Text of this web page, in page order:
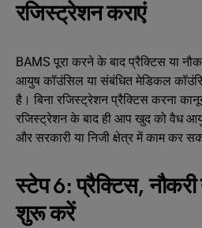
रजिस्ट्रेशन कराएं
BAMS पूरा करने के बाद प्रैक्टिस या
आयुष कॉउंसिल या संबंधित मेडिकल
है। बिना रजिस्ट्रेशन प्रैक्टिस करना
रजिस्ट्रेशन के बाद ही आप खुद को वैध
और सरकारी या निजी क्षेत्र में काम कर
स्टेप 6: प्रैक्टिस, नौकरी
शुरू करें